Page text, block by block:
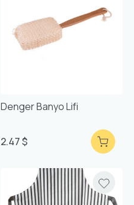
Denger Banyo Lifi
2.47 $